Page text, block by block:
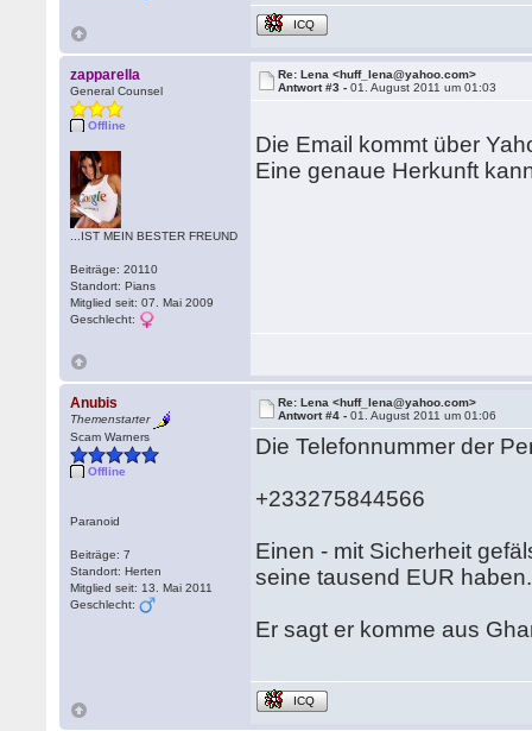
ICQ
zapparella
General Counsel
Offline
...IST MEIN BESTER FREUND
Beiträge: 20110
Standort: Pians
Mitglied seit: 07. Mai 2009
Geschlecht:
Re: Lena <huff_lena@yahoo.com>
Antwort #3 -01. August 2011 um 01:03
Die Email kommt über
Eine genaue Herkunft
Anubis
Themenstarter
Scam Warners
Offline
Paranoid
Beiträge: 7
Standort: Herten
Mitglied seit: 13. Mai 2011
Geschlecht:
Re: Lena <huff_lena@yahoo.com>
Antwort #4 -01. August 2011 um 01:06
Die Telefonnummer der
+233275844566
Einen - mit Sicherheit
seine tausend EUR
Er sagt er komme aus
ICQ